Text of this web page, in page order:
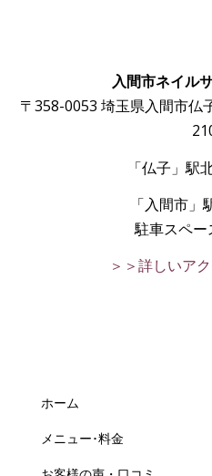
入間市ネイル
〒358-0053 埼玉県入間市仏
「仏子」駅
「入間市」
駐車スペー
＞＞詳しいア
ホーム
メニュー･料金